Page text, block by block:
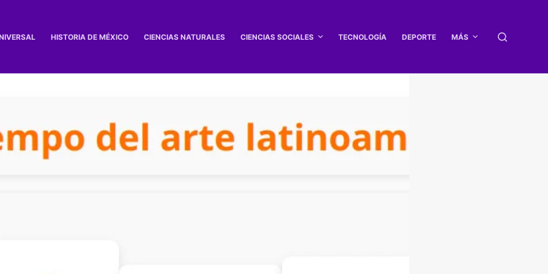
HISTORIA DE MÉXICO CIENCIAS NATURALES CIENCIAS SOCIALES TECNOLOGÍA DEPORTE MÁS